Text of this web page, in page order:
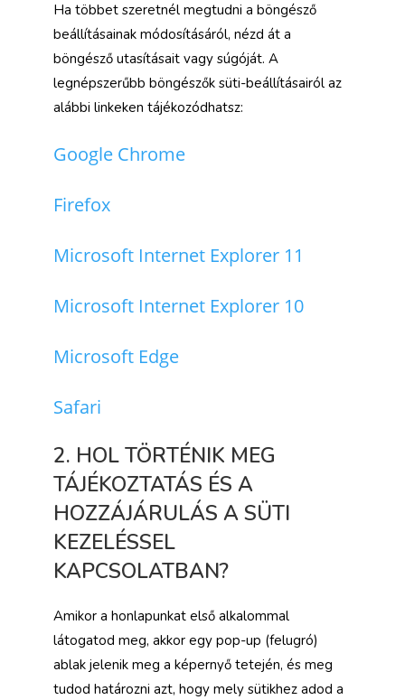
Ha többet szeretnél megtudni a böngésző
beállításainak módosításáról, nézd át a
böngésző utasításait vagy súgóját. A
legnépszerűbb böngészők süti-beállításairól az
alábbi linkeken tájékozódhatsz:
Google Chrome
Firefox
Microsoft Internet Explorer 11
Microsoft Internet Explorer 10
Microsoft Edge
Safari
2. HOL TÖRTÉNIK MEG
TÁJÉKOZTATÁS ÉS A
HOZZÁJÁRULÁS A SÜTI
KEZELÉSSEL
KAPCSOLATBAN?
Amikor a honlapunkat első alkalommal
látogatod meg, akkor egy pop-up (felugró)
ablak jelenik meg a képernyő tetején, és meg
tudod határozni azt, hogy mely sütikhez adod a